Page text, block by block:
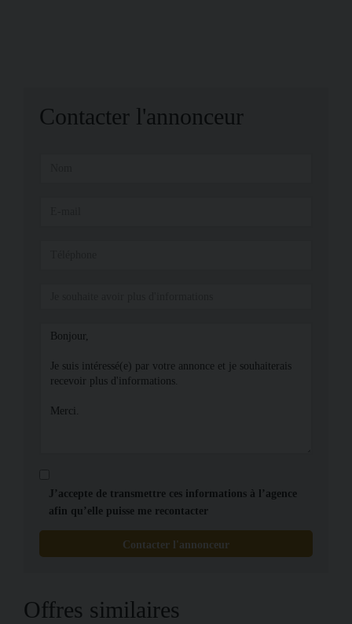
Contacter l'annonceur
J’accepte de transmettre ces informations à l’agence
afin qu’elle puisse me recontacter
Contacter l'annonceur
Offres similaires